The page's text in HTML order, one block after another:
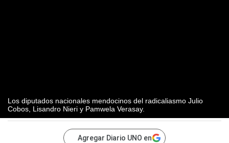
Los diputados nacionales mendocinos del radicaliasmo Julio
Cobos, Lisandro Nieri y Pamwela Verasay.
Agregar Diario UNO en